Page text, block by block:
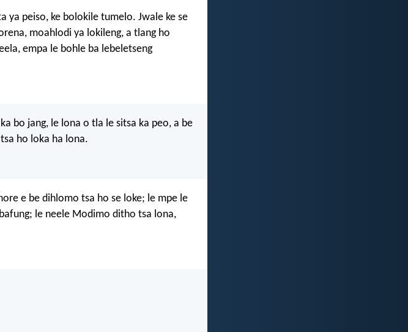
ya peiso, ke bolokile tumelo. Jwale ke se
moahlodi ya lokileng, a tlang ho
empa le bohle ba lebeletseng
bo jang, le lona o tla le sitsa ka peo, a be
ho loka ha lona.
e be dihlomo tsa ho se loke; le mpe le
le neele Modimo ditho tsa lona,